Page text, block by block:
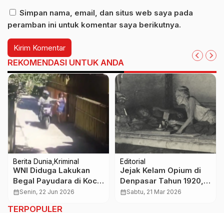
Simpan nama, email, dan situs web saya pada
peramban ini untuk komentar saya berikutnya.
REKOMENDASI UNTUK ANDA
Berita Dunia Kriminal
WNI Diduga Lakukan
Begal Payudara di Kochi
Jepang, Akibatkan
calendar_monthSenin, 22 Jun 2026
Editorial
Jejak Kelam Opium di
Denpasar Tahun 1920,
Antara Legalisasi dan
calendar_monthSabtu, 21 Mar 2026
TERPOPULER